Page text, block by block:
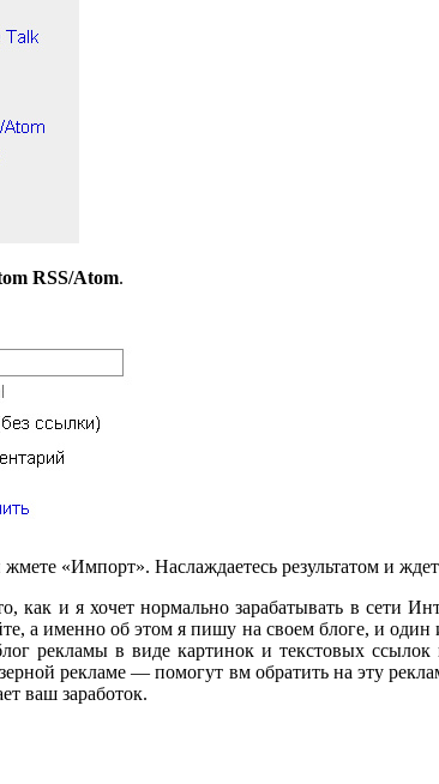
RSS/Atom.
«Импорт». Наслаждаетесь результатом и
как и я хочет нормально зарабатывать в сети
а именно об этом я пишу на своем блоге, и
рекламы в виде картинок и текстовых
рекламе — помогут вм обратить на эту
ваш заработок.